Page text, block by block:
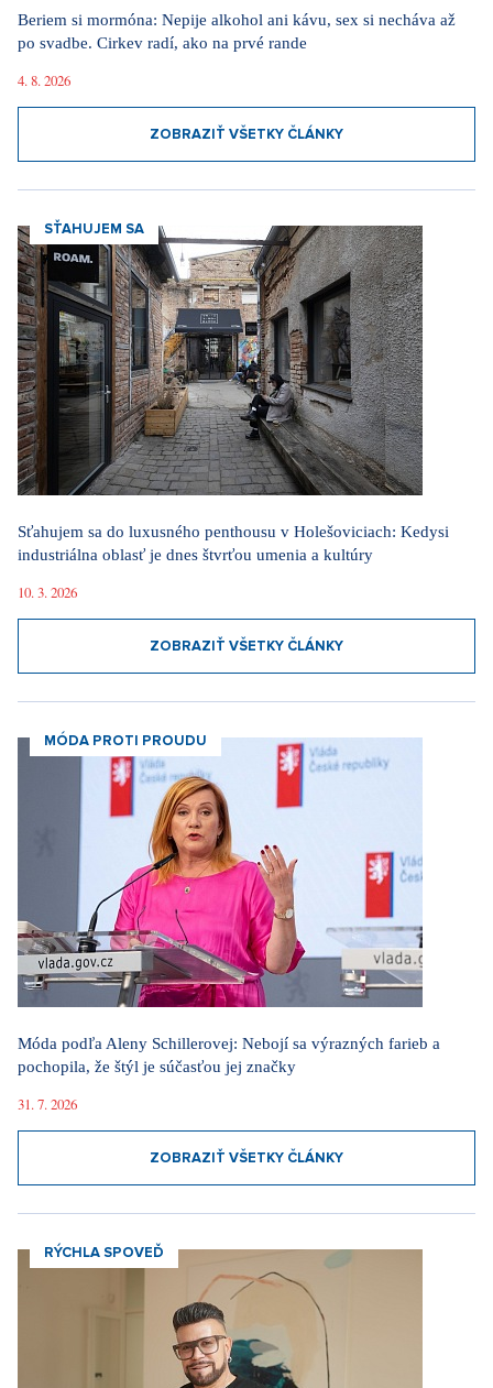
Beriem si mormóna: Nepije alkohol ani kávu, sex si necháva až
po svadbe. Cirkev radí, ako na prvé rande
4. 8. 2026
ZOBRAZIŤ VŠETKY ČLÁNKY
SŤAHUJEM SA
Sťahujem sa do luxusného penthousu v Holešoviciach: Kedysi
industriálna oblasť je dnes štvrťou umenia a kultúry
10. 3. 2026
ZOBRAZIŤ VŠETKY ČLÁNKY
MÓDA PROTI PROUDU
Móda podľa Aleny Schillerovej: Nebojí sa výrazných farieb a
pochopila, že štýl je súčasťou jej značky
31. 7. 2026
ZOBRAZIŤ VŠETKY ČLÁNKY
RÝCHLA SPOVEĎ